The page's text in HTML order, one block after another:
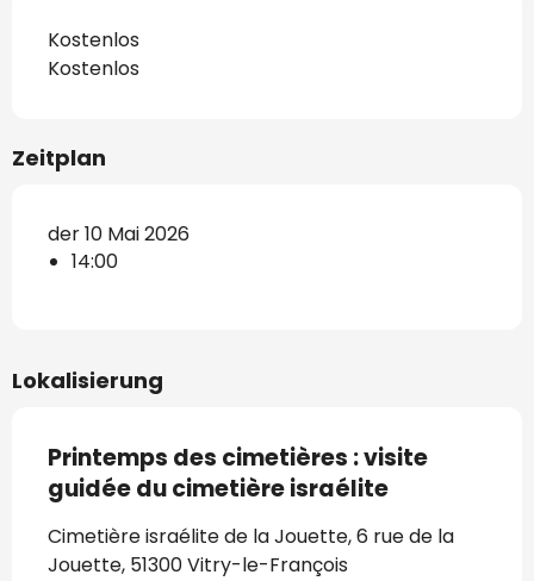
Kostenlos
Kostenlos
Zeitplan
der 10 Mai 2026
14:00
Lokalisierung
Printemps des cimetières : visite
guidée du cimetière israélite
Cimetière israélite de la Jouette, 6 rue de la
Jouette, 51300 Vitry-le-François